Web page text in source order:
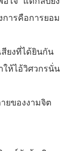
ารคือการยอม
สียงที่ได้ยินกัน
ห้ไอ้วิศวกรนั่น
ยของงามจิต